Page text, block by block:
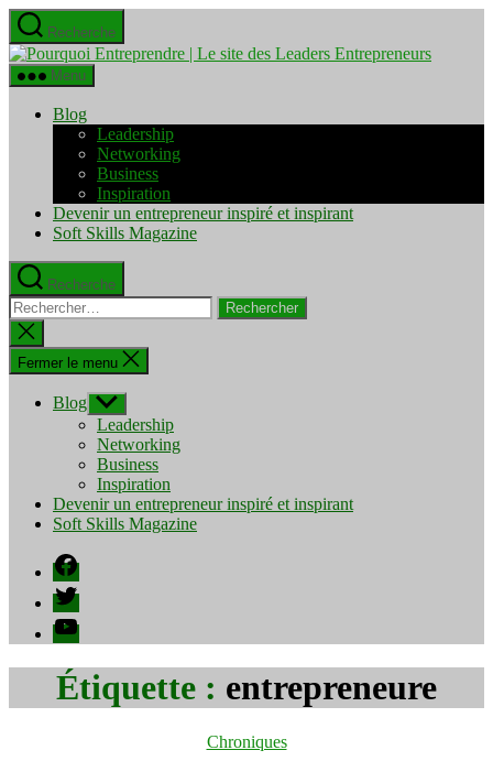
Aller
au
contenu
Recherche
Pourquoi
Menu
Blog
Leadership
Networking
Business
Inspiration
Devenir un entrepreneur inspiré et inspirant
Soft Skills Magazine
Recherche
Rechercher :
Fermer
la
recherche
Fermer le menu
Blog Afficher
le
sous-
menu
Leadership
Networking
Business
Inspiration
Devenir un entrepreneur inspiré et inspirant
Soft Skills Magazine
Facebook
Twitter
YouTube
Étiquette : entrepreneure
Catégories
Chroniques